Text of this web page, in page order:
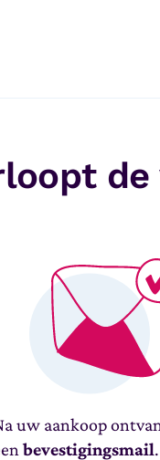
uw aankoop
bevestigingsmail.